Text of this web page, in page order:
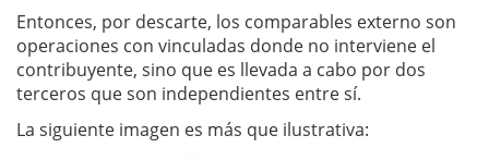
Entonces, por descarte, los comparables externo son
operaciones con vinculadas donde no interviene el
contribuyente, sino que es llevada a cabo por dos
terceros que son independientes entre sí.
La siguiente imagen es más que ilustrativa: